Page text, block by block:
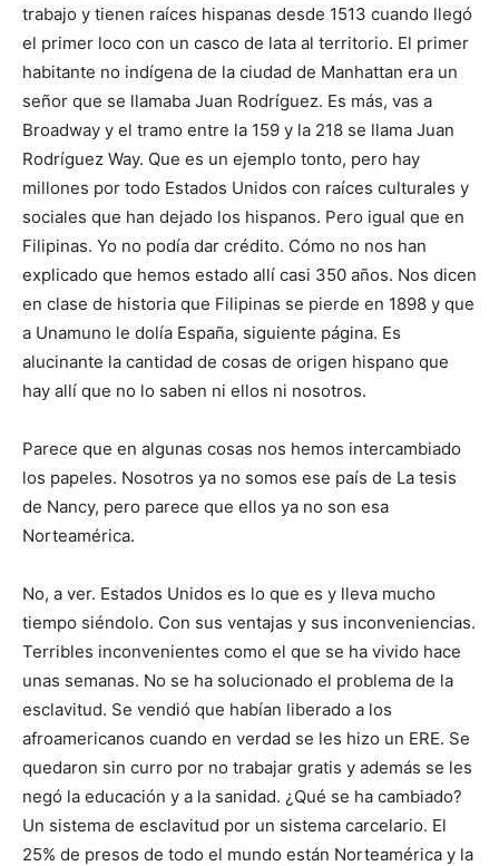
trabajo y tienen raíces hispanas desde 1513 cuando llegó
el primer loco con un casco de lata al territorio. El primer
habitante no indígena de la ciudad de Manhattan era un
señor que se llamaba Juan Rodríguez. Es más, vas a
Broadway y el tramo entre la 159 y la 218 se llama Juan
Rodríguez Way. Que es un ejemplo tonto, pero hay
millones por todo Estados Unidos con raíces culturales y
sociales que han dejado los hispanos. Pero igual que en
Filipinas. Yo no podía dar crédito. Cómo no nos han
explicado que hemos estado allí casi 350 años. Nos dicen
en clase de historia que Filipinas se pierde en 1898 y que
a Unamuno le dolía España, siguiente página. Es
alucinante la cantidad de cosas de origen hispano que
hay allí que no lo saben ni ellos ni nosotros.
Parece que en algunas cosas nos hemos intercambiado
los papeles. Nosotros ya no somos ese país de La tesis
de Nancy, pero parece que ellos ya no son esa
Norteamérica.
No, a ver. Estados Unidos es lo que es y lleva mucho
tiempo siéndolo. Con sus ventajas y sus inconveniencias.
Terribles inconvenientes como el que se ha vivido hace
unas semanas. No se ha solucionado el problema de la
esclavitud. Se vendió que habían liberado a los
afroamericanos cuando en verdad se les hizo un ERE. Se
quedaron sin curro por no trabajar gratis y además se les
negó la educación y a la sanidad. ¿Qué se ha cambiado?
Un sistema de esclavitud por un sistema carcelario. El
25% de presos de todo el mundo están Norteamérica y la